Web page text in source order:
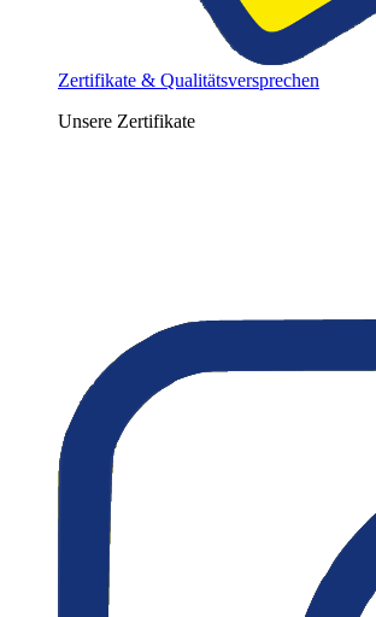
Zertifikate & Qualitätsversprechen
Unsere Zertifikate